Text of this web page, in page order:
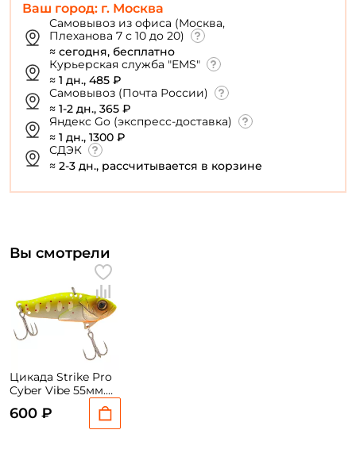
Ваш город: г. Москва
Самовывоз из офиса (Москва,
Плеханова 7 с 10 до 20)
≈ сегодня, бесплатно
Курьерская служба "EMS"
≈ 1 дн., 485 ₽
Самовывоз (Почта России)
≈ 1-2 дн., 365 ₽
Яндекс Go (экспресс-доставка)
≈ 1 дн., 1300 ₽
СДЭК
≈ 2-3 дн., рассчитывается в корзине
Вы смотрели
Цикада Strike Pro
Cyber Vibe 55мм.
600 ₽